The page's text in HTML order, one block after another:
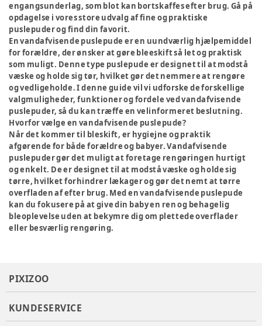
engangsunderlag, som blot kan bortskaffes efter brug. Gå på
opdagelse i vores store udvalg af fine og praktiske
puslepuder og find din favorit.
En vandafvisende puslepude er en uundværlig hjælpemiddel
for forældre, der ønsker at gøre bleeskift så let og praktisk
som muligt. Denne type puslepude er designet til at modstå
væske og holde sig tør, hvilket gør det nemmere at rengøre
og vedligeholde. I denne guide vil vi udforske de forskellige
valgmuligheder, funktioner og fordele ved vandafvisende
puslepuder, så du kan træffe en velinformeret beslutning.
Hvorfor vælge en vandafvisende puslepude?
Når det kommer til bleskift, er hygiejne og praktik
afgørende for både forældre og babyer. Vandafvisende
puslepuder gør det muligt at foretage rengøringen hurtigt
og enkelt. De er designet til at modstå væske og holde sig
tørre, hvilket forhindrer lækager og gør det nemt at tørre
overfladen af efter brug. Med en vandafvisende puslepude
kan du fokusere på at give din baby en ren og behagelig
bleoplevelse uden at bekymre dig om plettede overflader
eller besværlig rengøring.
PIXIZOO
KUNDESERVICE